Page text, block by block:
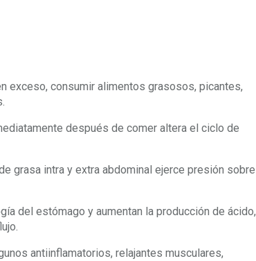
exceso, consumir alimentos grasosos, picantes,
después de comer altera el ciclo de
grasa intra y extra abdominal ejerce presión sobre
del estómago y aumentan la producción de ácido,
antiinflamatorios, relajantes musculares,